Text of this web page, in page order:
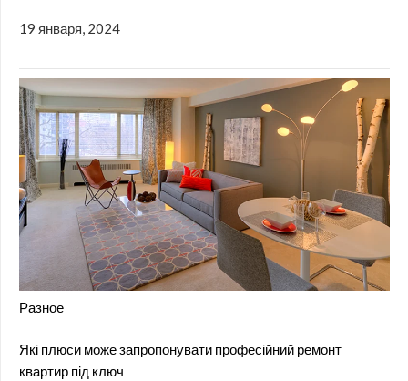
19 января, 2024
Разное
Які плюси може запропонувати професійний ремонт
квартир під ключ